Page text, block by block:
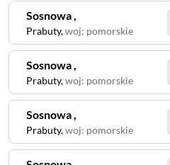
Sosnowa,
Prabuty,woj: pomorskie
Sosnowa,
Prabuty,woj: pomorskie
Sosnowa,
Prabuty,woj: pomorskie